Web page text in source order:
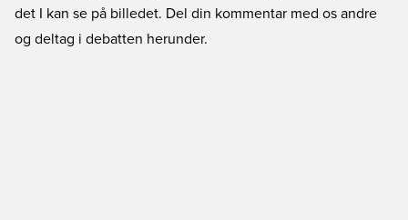
det I kan se på billedet. Del din kommentar med os andre
og deltag i debatten herunder.